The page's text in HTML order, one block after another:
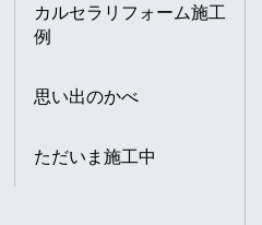
カルセラリフォーム施工
例
思い出のかべ
ただいま施工中